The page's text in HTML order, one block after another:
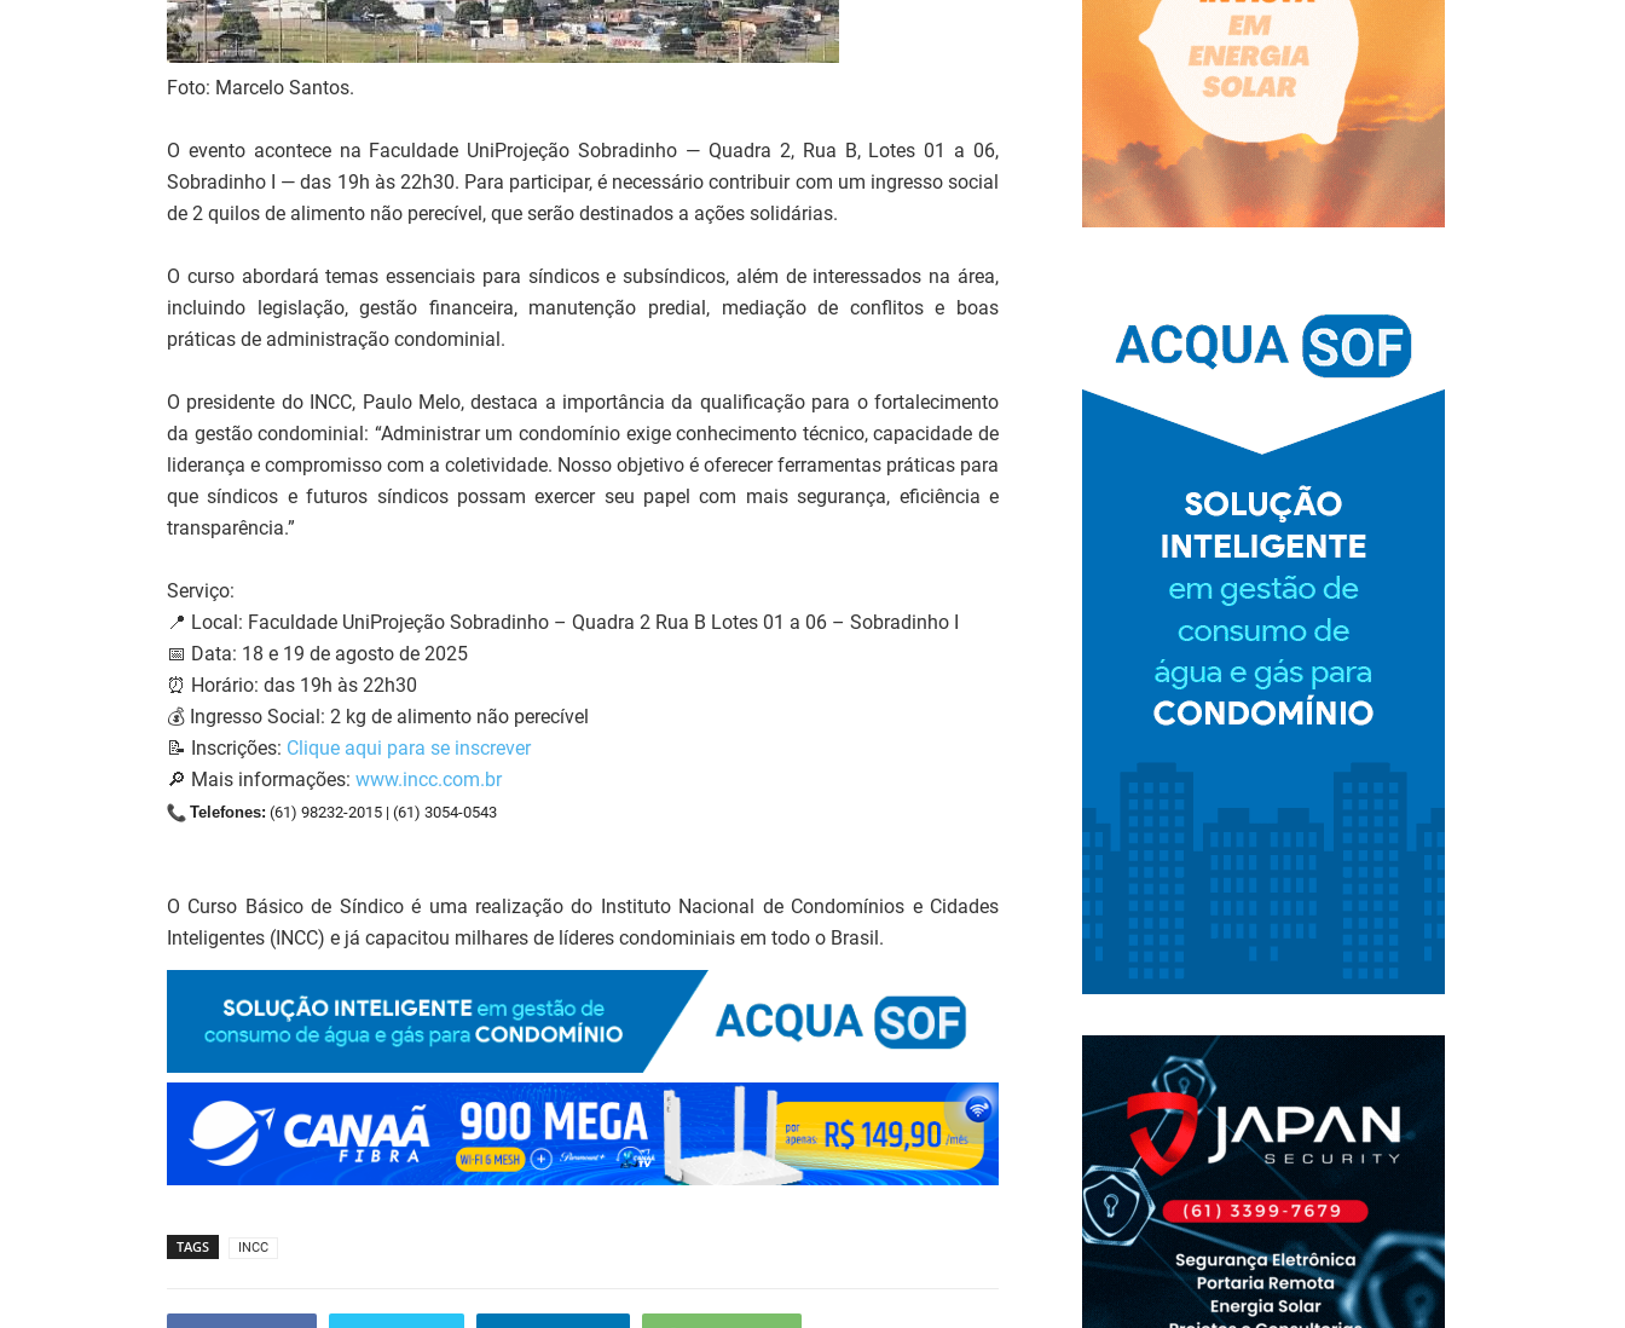
Foto: Marcelo Santos.
O evento acontece na Faculdade UniProjeção Sobradinho — Quadra 2, Rua B, Lotes 01 a 06,
Sobradinho I — das 19h às 22h30. Para participar, é necessário contribuir com um ingresso social
de 2 quilos de alimento não perecível, que serão destinados a ações solidárias.
O curso abordará temas essenciais para síndicos e subsíndicos, além de interessados na área,
incluindo legislação, gestão financeira, manutenção predial, mediação de conflitos e boas
práticas de administração condominial.
O presidente do INCC, Paulo Melo, destaca a importância da qualificação para o fortalecimento
da gestão condominial: “Administrar um condomínio exige conhecimento técnico, capacidade de
liderança e compromisso com a coletividade. Nosso objetivo é oferecer ferramentas práticas para
que síndicos e futuros síndicos possam exercer seu papel com mais segurança, eficiência e
transparência.”
Serviço:
📍 Local: Faculdade UniProjeção Sobradinho – Quadra 2 Rua B Lotes 01 a 06 – Sobradinho I
📅 Data: 18 e 19 de agosto de 2025
⏰ Horário: das 19h às 22h30
💰 Ingresso Social: 2 kg de alimento não perecível
📝 Inscrições: Clique aqui para se inscrever
🔎 Mais informações: www.incc.com.br
Telefones: (61) 98232-2015 | (61) 3054-0543
O Curso Básico de Síndico é uma realização do Instituto Nacional de Condomínios e Cidades
Inteligentes (INCC) e já capacitou milhares de líderes condominiais em todo o Brasil.
TAGS INCC